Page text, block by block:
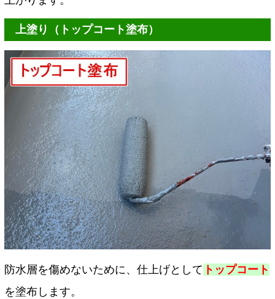
上塗り（トップコート塗布）
防水層を傷めないために、仕上げとして トップコート
を塗布します。